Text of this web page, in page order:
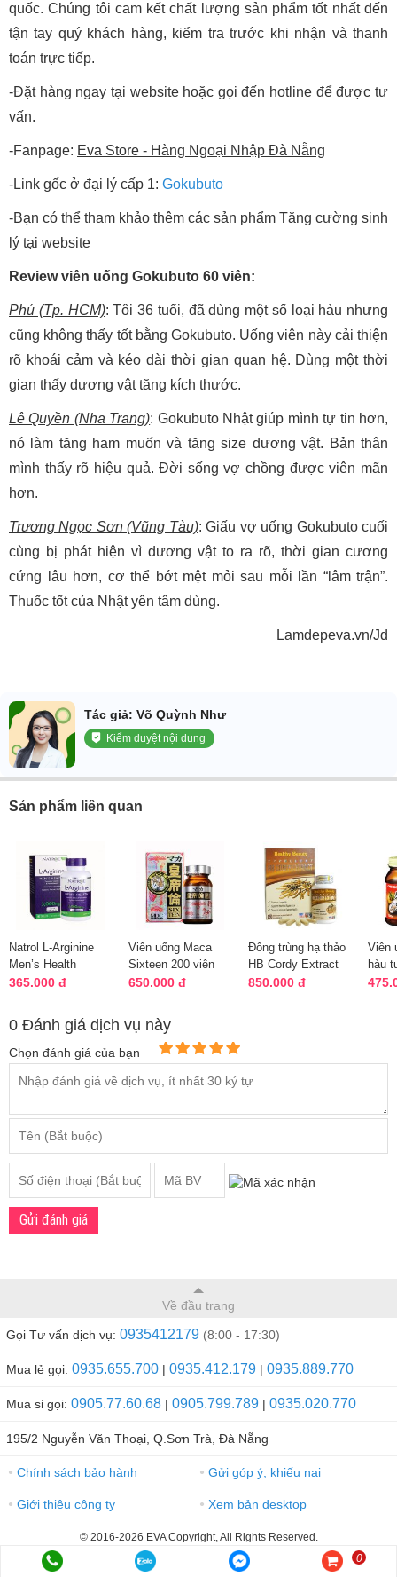
quốc. Chúng tôi cam kết chất lượng sản phẩm tốt nhất đến
tận tay quý khách hàng, kiểm tra trước khi nhận và thanh
toán trực tiếp.
-Đặt hàng ngay tại website hoặc gọi đến hotline để được tư
vấn.
-Fanpage: Eva Store - Hàng Ngoại Nhập Đà Nẵng
-Link gốc ở đại lý cấp 1: Gokubuto
-Bạn có thể tham khảo thêm các sản phẩm Tăng cường sinh
lý tại website
Review viên uống Gokubuto 60 viên:
Phú (Tp. HCM): Tôi 36 tuổi, đã dùng một số loại hàu nhưng
cũng không thấy tốt bằng Gokubuto. Uống viên này cải thiện
rõ khoái cảm và kéo dài thời gian quan hệ. Dùng một thời
gian thấy dương vật tăng kích thước.
Lê Quyền (Nha Trang): Gokubuto Nhật giúp mình tự tin hơn,
nó làm tăng ham muốn và tăng size dương vật. Bản thân
mình thấy rõ hiệu quả. Đời sống vợ chồng được viên mãn
hơn.
Trương Ngọc Sơn (Vũng Tàu): Giấu vợ uống Gokubuto cuối
cùng bị phát hiện vì dương vật to ra rõ, thời gian cương
cứng lâu hơn, cơ thể bớt mệt mỏi sau mỗi lần “lâm trận”.
Thuốc tốt của Nhật yên tâm dùng.
Lamdepeva.vn/Jd
Tác giả: Võ Quỳnh Như
Kiểm duyệt nội dung
Sản phẩm liên quan
Natrol L-Arginine
Men’s Health
3000mg dành riêng
365.000 đ
Viên uống Maca
Sixteen 200 viên
Nhật Bản bổ thận
650.000 đ
Đông trùng hạ thảo
HB Cordy Extract
60 viên của Healthy
850.000 đ
Viên
hàu
0 Đánh giá dịch vụ này
Chọn đánh giá của bạn
Gửi đánh giá
Về đầu trang
Gọi Tư vấn dịch vụ: 0935412179 (8:00 - 17:30)
Mua lẻ gọi: 0935.655.700 | 0935.412.179 | 0935.889.770
Mua sỉ gọi: 0905.77.60.68 | 0905.799.789 | 0935.020.770
195/2 Nguyễn Văn Thoại, Q.Sơn Trà, Đà Nẵng
● Chính sách bảo hành ● Gửi góp ý, khiếu nại
● Giới thiệu công ty ● Xem bản desktop
© 2016-2026 EVA Copyright, All Rights Reserved.
0